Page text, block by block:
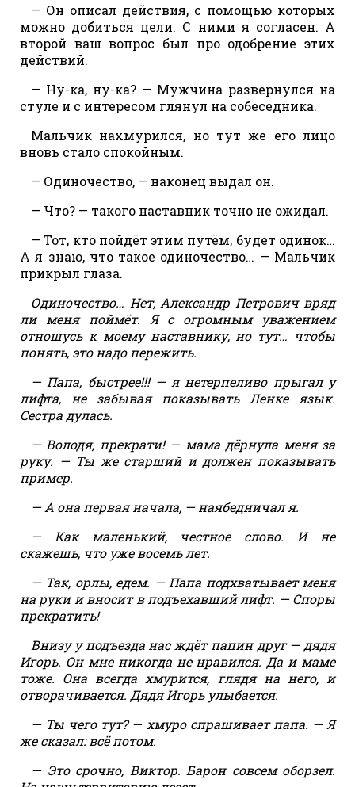
— Он описал действия, с помощью которых
можно добиться цели. С ними я согласен. А
второй ваш вопрос был про одобрение этих
действий.
— Ну-ка, ну-ка? — Мужчина развернулся на
стуле и с интересом глянул на собеседника.
Мальчик нахмурился, но тут же его лицо
вновь стало спокойным.
— Одиночество, — наконец выдал он.
— Что? — такого наставник точно не ожидал.
— Тот, кто пойдёт этим путём, будет одинок…
А я знаю, что такое одиночество… — Мальчик
прикрыл глаза.
Одиночество… Нет, Александр Петрович вряд
ли меня поймёт. Я с огромным уважением
отношусь к моему наставнику, но тут… чтобы
понять, это надо пережить.
— Папа, быстрее!!! — я нетерпеливо прыгал у
лифта, не забывая показывать Ленке язык.
Сестра дулась.
— Володя, прекрати! — мама дёрнула меня за
руку. — Ты же старший и должен показывать
пример.
— А она первая начала, — наябедничал я.
— Как маленький, честное слово. И не
скажешь, что уже восемь лет.
— Так, орлы, едем. — Папа подхватывает меня
на руки и вносит в подъехавший лифт. — Споры
прекратить!
Внизу у подъезда нас ждёт папин друг — дядя
Игорь. Он мне никогда не нравился. Да и маме
тоже. Она всегда хмурится, глядя на него, и
отворачивается. Дядя Игорь улыбается.
— Ты чего тут? — хмуро спрашивает папа. — Я
же сказал: всё потом.
— Это срочно, Виктор. Барон совсем оборзел.